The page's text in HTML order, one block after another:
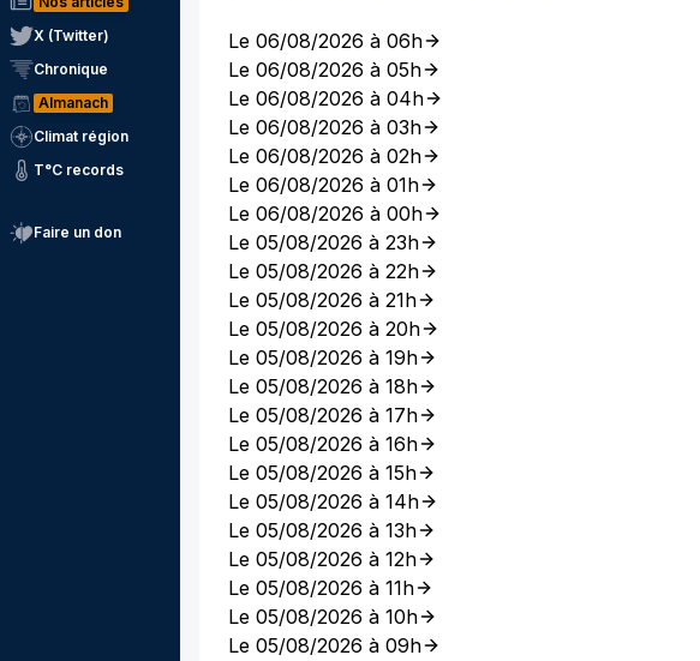
X (Twitter)
Chronique
Almanach
Climat région
T°C records
Faire un don
Le 06/08/2026 à 06h
Le 06/08/2026 à 05h
Le 06/08/2026 à 04h
Le 06/08/2026 à 03h
Le 06/08/2026 à 02h
Le 06/08/2026 à 01h
Le 06/08/2026 à 00h
Le 05/08/2026 à 23h
Le 05/08/2026 à 22h
Le 05/08/2026 à 21h
Le 05/08/2026 à 20h
Le 05/08/2026 à 19h
Le 05/08/2026 à 18h
Le 05/08/2026 à 17h
Le 05/08/2026 à 16h
Le 05/08/2026 à 15h
Le 05/08/2026 à 14h
Le 05/08/2026 à 13h
Le 05/08/2026 à 12h
Le 05/08/2026 à 11h
Le 05/08/2026 à 10h
Le 05/08/2026 à 09h